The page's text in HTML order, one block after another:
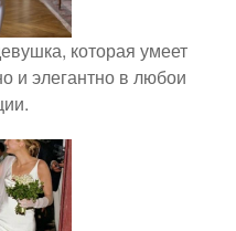
которая умеет
и элегантно в любои